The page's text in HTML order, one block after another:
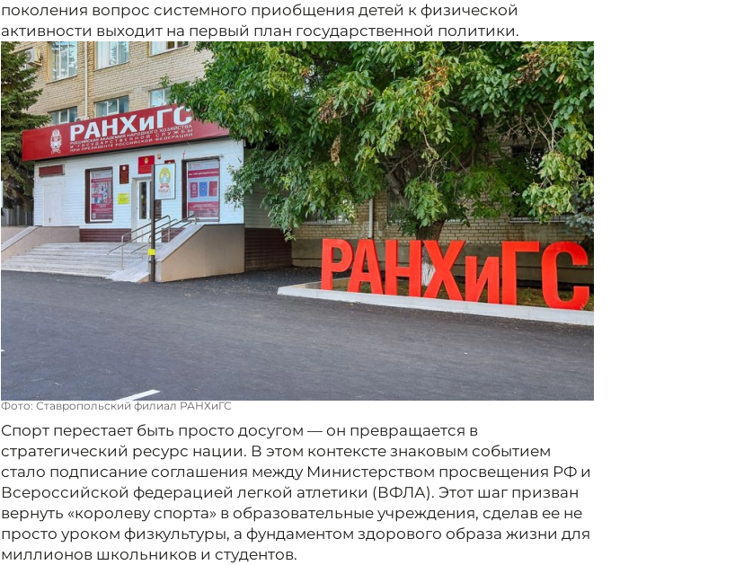
поколения вопрос системного приобщения детей к физической
активности выходит на первый план государственной политики.
Фото: Ставропольский филиал РАНХиГС
Спорт перестает быть просто досугом — он превращается в
стратегический ресурс нации. В этом контексте знаковым событием
стало подписание соглашения между Министерством просвещения РФ и
Всероссийской федерацией легкой атлетики (ВФЛА). Этот шаг призван
вернуть «королеву спорта» в образовательные учреждения, сделав ее не
просто уроком физкультуры, а фундаментом здорового образа жизни для
миллионов школьников и студентов.